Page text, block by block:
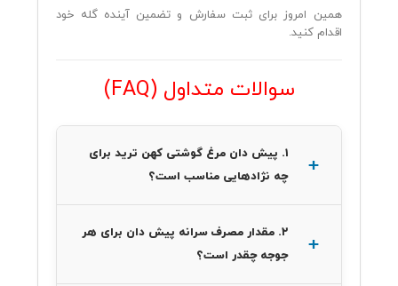
همین امروز برای ثبت سفارش و تضمین آینده گله خود
اقدام کنید.
سوالات متداول (FAQ)
۱. پیش دان مرغ گوشتی کهن ترید برای
چه نژادهایی مناسب است؟
۲. مقدار مصرف سرانه پیش دان برای هر
جوجه چقدر است؟